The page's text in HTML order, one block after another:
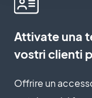
Attivate una
vostri clienti
Offrire un